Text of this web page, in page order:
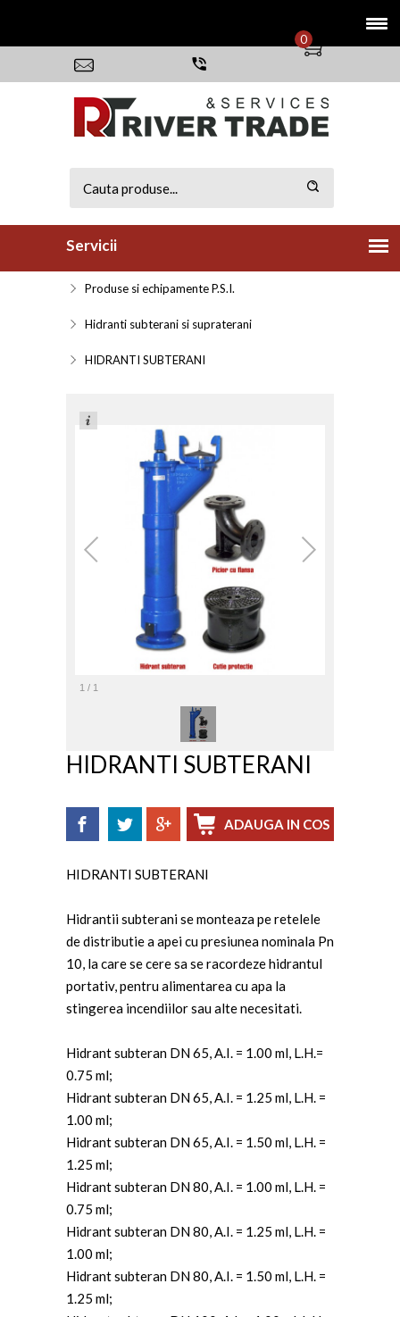
0
Servicii
Produse si echipamente P.S.I.
Hidranti subterani si supraterani
HIDRANTI SUBTERANI
1 / 1
HIDRANTI SUBTERANI
HIDRANTI SUBTERANI
Hidrantii subterani se monteaza pe retelele
de distributie a apei cu presiunea nominala Pn
10, la care se cere sa se racordeze hidrantul
portativ, pentru alimentarea cu apa la
stingerea incendiilor sau alte necesitati.
Hidrant subteran DN 65, A.I. = 1.00 ml, L.H.=
0.75 ml;
Hidrant subteran DN 65, A.I. = 1.25 ml, L.H. =
1.00 ml;
Hidrant subteran DN 65, A.I. = 1.50 ml, L.H. =
1.25 ml;
Hidrant subteran DN 80, A.I. = 1.00 ml, L.H. =
0.75 ml;
Hidrant subteran DN 80, A.I. = 1.25 ml, L.H. =
1.00 ml;
Hidrant subteran DN 80, A.I. = 1.50 ml, L.H. =
1.25 ml;